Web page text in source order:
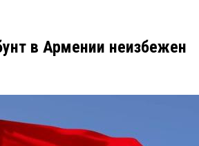
в Армении неизбежен